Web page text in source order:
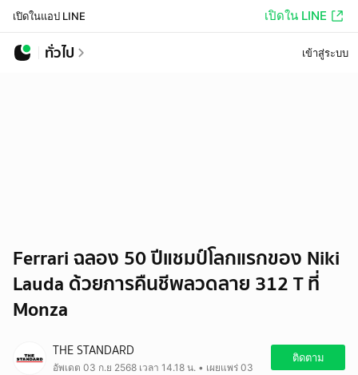
เปิดในแอป LINE เปิดใน LINE
ทั่วไป เข้าสู่ระบบ
Ferrari ฉลอง 50 ปีแชมป์โลกแรกของ Niki
Lauda ด้วยการคืนชีพลวดลาย 312 T ที่
Monza
THE STANDARD
อัพเดต 03 ก.ย 2568 เวลา 14.18 น. • เผยแพร่ 03
ติดตาม